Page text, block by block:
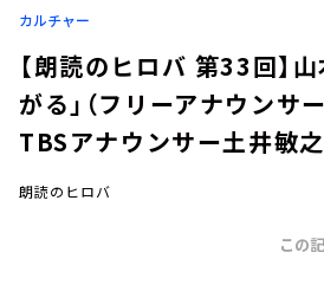
カルチャー
【朗読のヒロバ 第33回】
がる」（フリーアナウンサ
TBSアナウンサー土井敏之
朗読のヒロバ
この